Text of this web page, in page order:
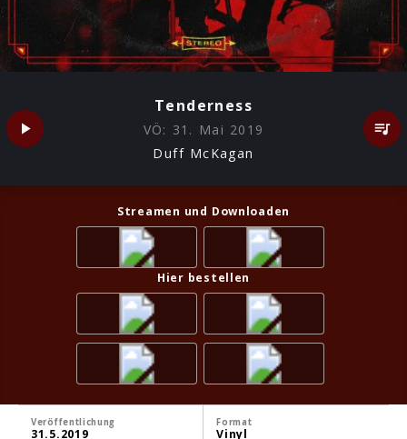
Tenderness
VÖ: 31. Mai 2019
Duff McKagan
Streamen und Downloaden
Hier bestellen
Veröffentlichung
31.5.2019
Format
Vinyl